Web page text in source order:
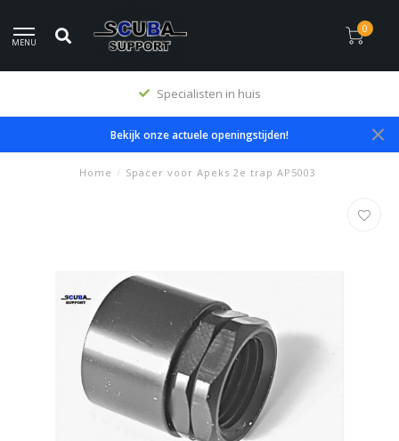
MENU
0
Specialisten in huis
Bekijk onze actuele openingstijden!
Home / Spacer voor Apeks 2e trap AP5003